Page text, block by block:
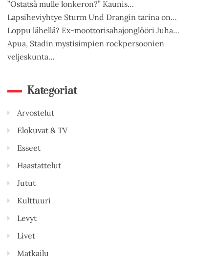
”Ostatsä mulle lonkeron?” Kaunis…
Lapsiheviyhtye Sturm Und Drangin tarina on…
Loppu lähellä? Ex-moottorisahajonglööri Juha…
Apua, Stadin mystisimpien rockpersoonien
veljeskunta…
Kategoriat
Arvostelut
Elokuvat & TV
Esseet
Haastattelut
Jutut
Kulttuuri
Levyt
Livet
Matkailu